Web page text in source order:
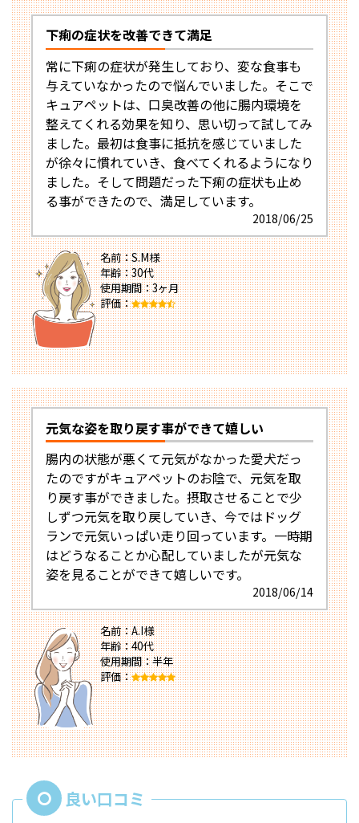
下痢の症状を改善できて満足
常に下痢の症状が発生しており、変な食事も
与えていなかったので悩んでいました。そこで
キュアペットは、口臭改善の他に腸内環境を
整えてくれる効果を知り、思い切って試してみ
ました。最初は食事に抵抗を感じていました
が徐々に慣れていき、食べてくれるようになり
ました。そして問題だった下痢の症状も止め
る事ができたので、満足しています。
2018/06/25
名前：S.M様
年齢：30代
使用期間：3ヶ月
評価：
元気な姿を取り戻す事ができて嬉しい
腸内の状態が悪くて元気がなかった愛犬だっ
たのですがキュアペットのお陰で、元気を取
り戻す事ができました。摂取させることで少
しずつ元気を取り戻していき、今ではドッグ
ランで元気いっぱい走り回っています。一時期
はどうなることか心配していましたが元気な
姿を見ることができて嬉しいです。
2018/06/14
名前：A.I様
年齢：40代
使用期間：半年
評価：